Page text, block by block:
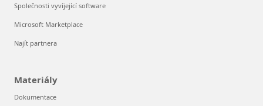
Společnosti vyvíjející software
Microsoft Marketplace
Najít partnera
Materiály
Dokumentace